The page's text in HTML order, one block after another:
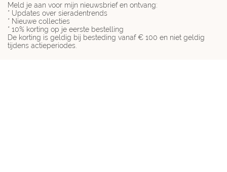
Meld je aan voor mijn nieuwsbrief en ontvang:
* Updates over sieradentrends
* Nieuwe collecties
* 10% korting op je eerste bestelling
De korting is geldig bij besteding vanaf € 100 en niet geldig
tijdens actieperiodes.